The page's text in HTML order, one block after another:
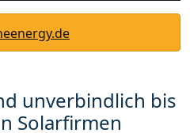
unverbindlich bis
Solarfirmen